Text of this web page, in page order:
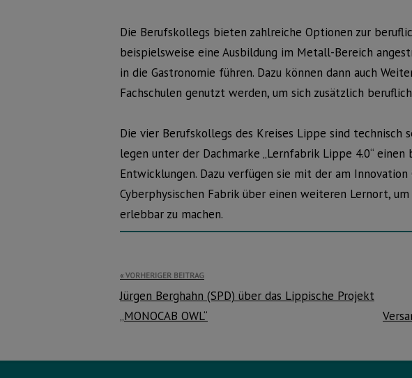
Die Berufskollegs bieten zahlreiche Optionen zur
beispielsweise eine Ausbildung im Metall-Bereich
in die Gastronomie führen. Dazu können dann auch
Fachschulen genutzt werden, um sich zusätzlich
Die vier Berufskollegs des Kreises Lippe sind
legen unter der Dachmarke „Lernfabrik Lippe 4.0“
Entwicklungen. Dazu verfügen sie mit der am
Cyberphysischen Fabrik über einen weiteren Lernort,
erlebbar zu machen.
Beitragsnavigation
VORHERIGER BEITRAG
Jürgen Berghahn (SPD) über das Lippische Projekt
„MONOCAB OWL“